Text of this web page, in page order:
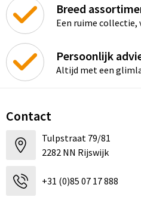
Breed
Een ruime collectie,
Persoonlijk
Altijd met een
Contact
Tulpstraat 79/81
2282 NN Rijswijk
+31 (0)85 07 17 888